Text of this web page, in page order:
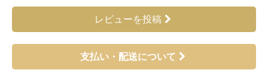
レビューを投稿
支払い・配送について